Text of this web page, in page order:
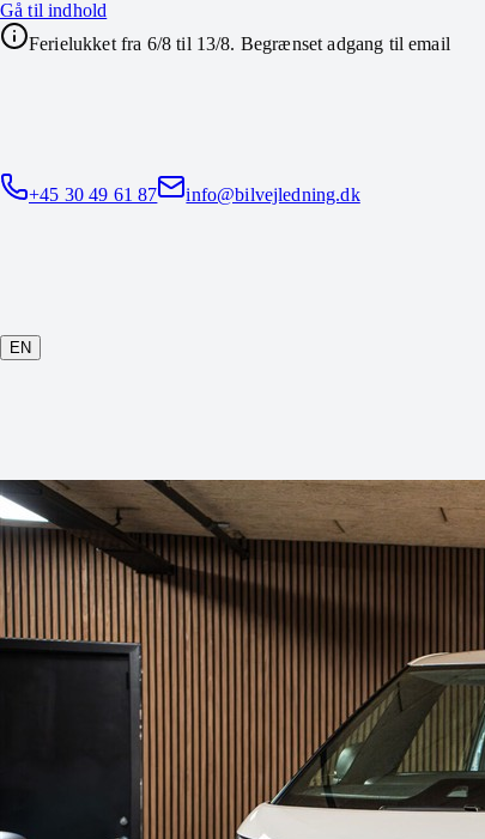
Gå til indhold
Ferielukket fra 6/8 til 13/8. Begrænset adgang til email
+45 30 49 61 87 info@bilvejledning.dk
EN